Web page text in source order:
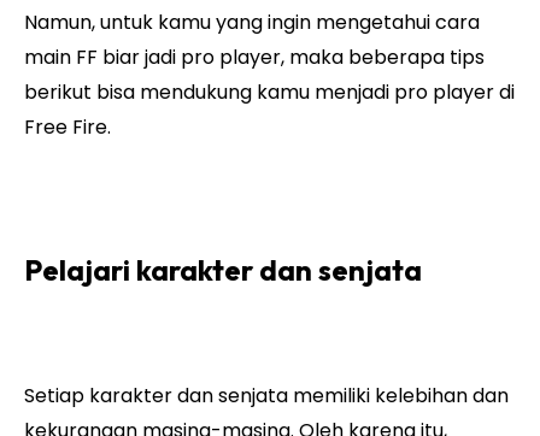
Namun, untuk kamu yang ingin mengetahui cara
main FF biar jadi pro player, maka beberapa tips
berikut bisa mendukung kamu menjadi pro player di
Free Fire.
Pelajari karakter dan senjata
Setiap karakter dan senjata memiliki kelebihan dan
kekurangan masing-masing. Oleh karena itu,